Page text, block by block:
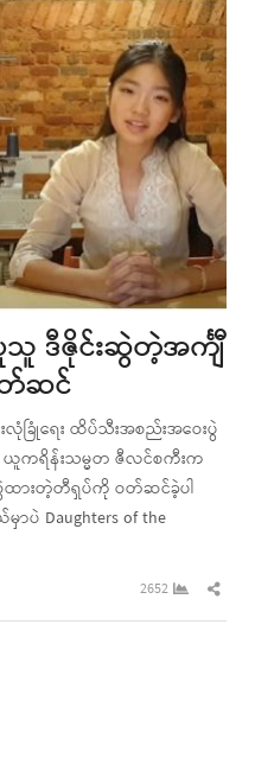
ဒီဇိုင်းဆွဲတဲ့အင်္ကျီ
ဆင်
ခြုံရေး ထိပ်သီးအစည်းအဝေးပွဲ
ကရိန်းသမ္မတ ဇီလင်စကီးက
ထားတဲ့တီရှပ်ကို ဝတ်ဆင်ခဲ့ပါ
Daughters of the
2652